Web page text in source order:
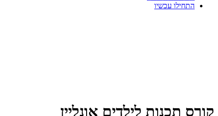
התחילו עכשיו
קורס תכנות לילדים אונליין